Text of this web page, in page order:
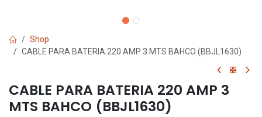
Shop
CABLE PARA BATERIA 220 AMP 3 MTS BAHCO (BBJL1630)
CABLE PARA BATERIA 220 AMP 3
MTS BAHCO (BBJL1630)